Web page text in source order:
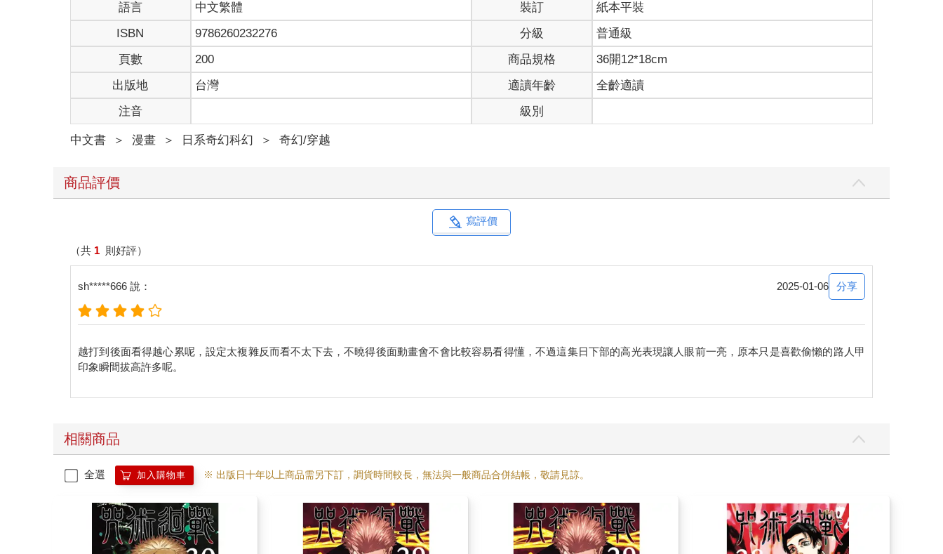
語言 中文繁體 裝訂
紙本平裝
ISBN
9786260232276 分級
普通級
頁數
200 商品規格
36開12*18cm
出版地
台灣 適讀年齡
全齡適讀
注音
級別
中文書 ＞ 漫畫 ＞ 日系奇幻科幻 ＞ 奇幻/穿越
商品評價
寫評價
（共 1 則好評）
sh*****666 說： 2025-01-06 分享
越打到後面看得越心累呢，設定太複雜反而看不太下去，不曉得後面動畫會不會比較容易看得懂，不過這集日下部的高光表現讓人眼前一亮，原本只是喜歡偷懶的路人甲
印象瞬間拔高許多呢。
相關商品
全選 加入購物車 ※ 出版日十年以上商品需另下訂，調貨時間較長，無法與一般商品合併結帳，敬請見諒。